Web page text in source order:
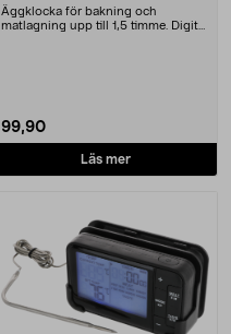
Äggklocka för bakning och
matlagning upp till 1,5 timme. Digital
99,90
Läs mer